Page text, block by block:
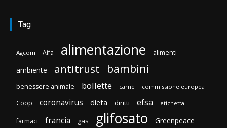
Tag
Agcom Aifa alimentazione alimenti
ambiente antitrust bambini
benessere animale bollette carne commissione europea
Coop coronavirus dieta diritti efsa etichetta
farmaci francia gas glifosato Greenpeace